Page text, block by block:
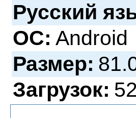
Русский
ОС: Android
Размер:
Загрузок: